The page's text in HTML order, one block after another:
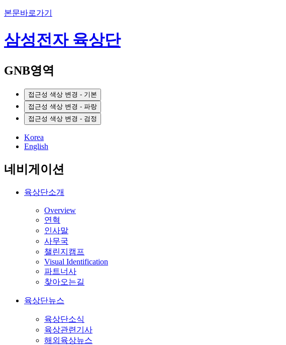
본문바로가기
삼성전자 육상단
GNB영역
접근성 색상 변경 - 기본
접근성 색상 변경 - 파랑
접근성 색상 변경 - 검정
Korea
English
네비게이션
육상단소개
Overview
연혁
인사말
사무국
챌린지캠프
Visual Identification
파트너사
찾아오는길
육상단뉴스
육상단소식
육상관련기사
해외육상뉴스